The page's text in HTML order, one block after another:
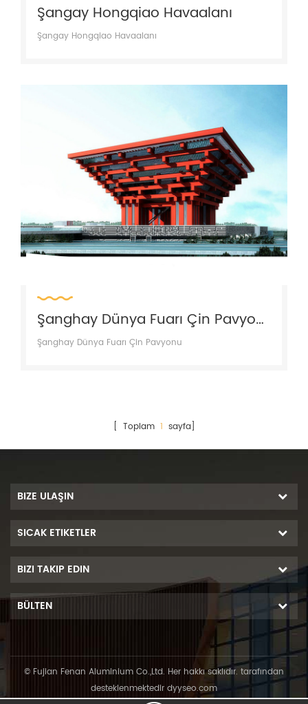
Şangay Hongqiao Havaalanı
Şangay Hongqiao Havaalanı
Şanghay Dünya Fuarı Çin Pavyonu
Şanghay Dünya Fuarı Çin Pavyonu
[ Toplam 1 sayfa]
BIZE ULAŞIN
SICAK ETIKETLER
BIZI TAKIP EDIN
BÜLTEN
© Fujian Fenan Aluminium Co.,Ltd. Her hakkı saklıdır. tarafından
desteklenmektedir dyyseo.com